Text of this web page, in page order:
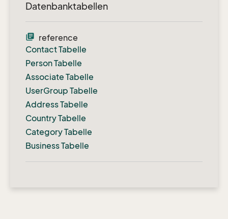
Datenbanktabellen
library_books reference
Contact Tabelle
Person Tabelle
Associate Tabelle
UserGroup Tabelle
Address Tabelle
Country Tabelle
Category Tabelle
Business Tabelle